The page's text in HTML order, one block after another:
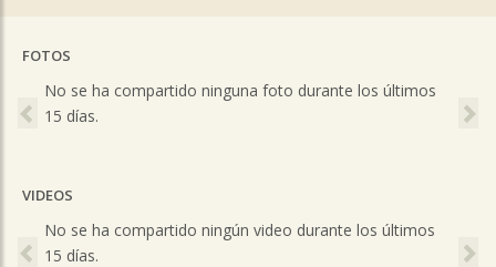
FOTOS
No se ha compartido ninguna foto durante los últimos
15 días.
Previous
VIDEOS
No se ha compartido ningún video durante los últimos
15 días.
Previous